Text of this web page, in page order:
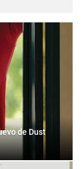
de Dust